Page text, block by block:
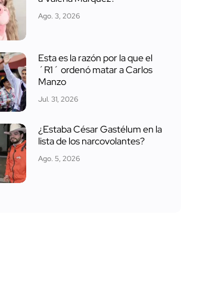
Ago. 3, 2026
Esta es la razón por la que el
´R1´ ordenó matar a Carlos
Manzo
Jul. 31, 2026
¿Estaba César Gastélum en la
lista de los narcovolantes?
Ago. 5, 2026